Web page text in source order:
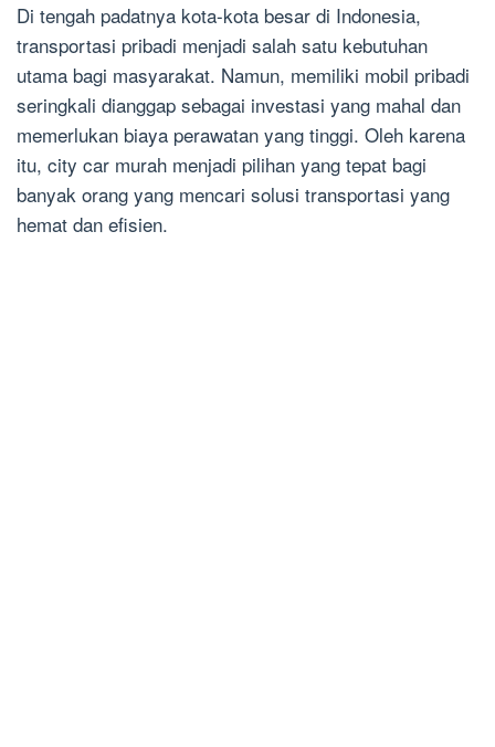
Di tengah padatnya kota-kota besar di Indonesia,
transportasi pribadi menjadi salah satu kebutuhan
utama bagi masyarakat. Namun, memiliki mobil pribadi
seringkali dianggap sebagai investasi yang mahal dan
memerlukan biaya perawatan yang tinggi. Oleh karena
itu, city car murah menjadi pilihan yang tepat bagi
banyak orang yang mencari solusi transportasi yang
hemat dan efisien.